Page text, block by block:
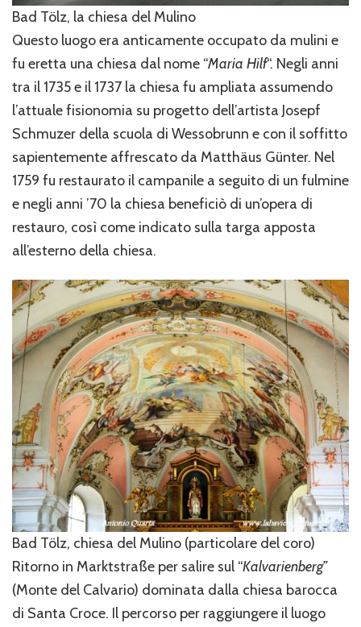
Bad Tölz, la chiesa del Mulino
Questo luogo era anticamente occupato da mulini e
fu eretta una chiesa dal nome “Maria Hilf“. Negli anni
tra il 1735 e il 1737 la chiesa fu ampliata assumendo
l’attuale fisionomia su progetto dell’artista Josepf
Schmuzer della scuola di Wessobrunn e con il soffitto
sapientemente affrescato da Matthäus Günter. Nel
1759 fu restaurato il campanile a seguito di un fulmine
e negli anni ’70 la chiesa beneficiò di un’opera di
restauro, così come indicato sulla targa apposta
all’esterno della chiesa.
Bad Tölz, chiesa del Mulino (particolare del coro)
Ritorno in Marktstraße per salire sul “Kalvarienberg”
(Monte del Calvario) dominata dalla chiesa barocca
di Santa Croce. Il percorso per raggiungere il luogo